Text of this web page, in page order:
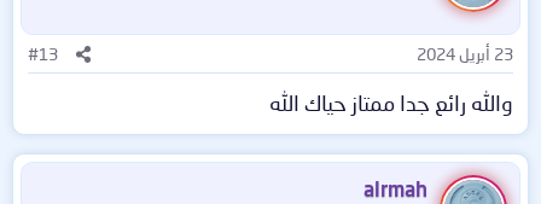
23 أبريل 2024 #13
والله رائع جدا ممتاز حياك الله
alrmah